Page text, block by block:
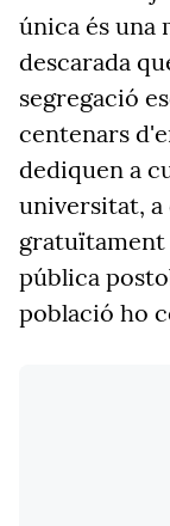
única és una
descarada
segregació
centenars
dediquen a
universitat, a
gratuïtament
pública
població ho